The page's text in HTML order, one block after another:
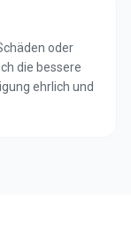
oder
die bessere
ehrlich und